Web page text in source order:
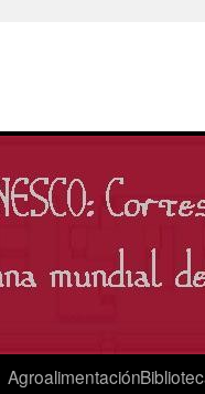
Agroalimentación